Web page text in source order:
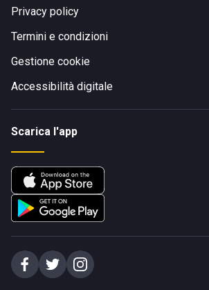
Privacy policy
Termini e condizioni
Gestione cookie
Accessibilità digitale
Scarica l'app